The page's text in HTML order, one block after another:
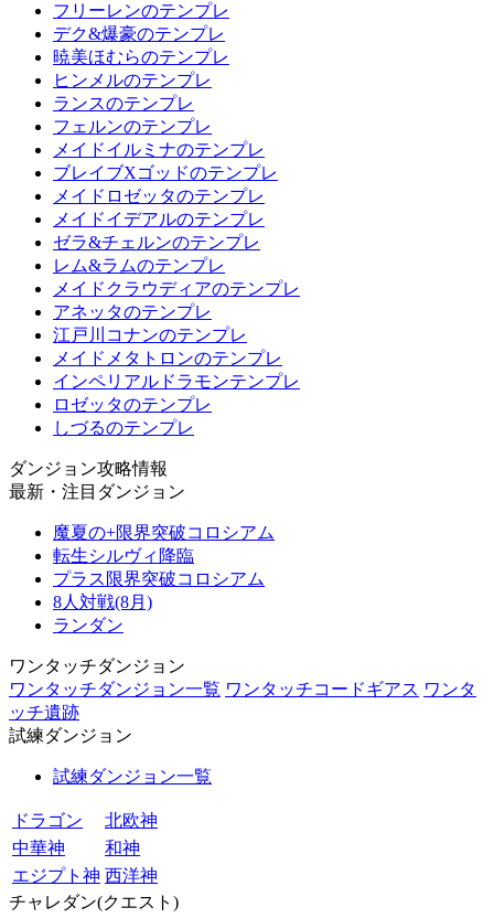
フリーレンのテンプレ
デク&爆豪のテンプレ
暁美ほむらのテンプレ
ヒンメルのテンプレ
ランスのテンプレ
フェルンのテンプレ
メイドイルミナのテンプレ
ブレイブXゴッドのテンプレ
メイドロゼッタのテンプレ
メイドイデアルのテンプレ
ゼラ&チェルンのテンプレ
レム&ラムのテンプレ
メイドクラウディアのテンプレ
アネッタのテンプレ
江戸川コナンのテンプレ
メイドメタトロンのテンプレ
インペリアルドラモンテンプレ
ロゼッタのテンプレ
しづるのテンプレ
ダンジョン攻略情報
最新・注目ダンジョン
魔夏の+限界突破コロシアム
転生シルヴィ降臨
プラス限界突破コロシアム
8人対戦(8月)
ランダン
ワンタッチダンジョン
ワンタッチダンジョン一覧 ワンタッチコードギアス ワンタ
ッチ遺跡
試練ダンジョン
試練ダンジョン一覧
ドラゴン
北欧神
中華神
和神
エジプト神 西洋神
チャレダン(クエスト)